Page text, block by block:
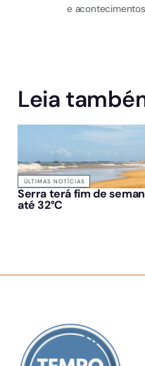
e
Leia
ÚLTIMAS NOTÍCIAS
Serra terá fim de
até 32°C